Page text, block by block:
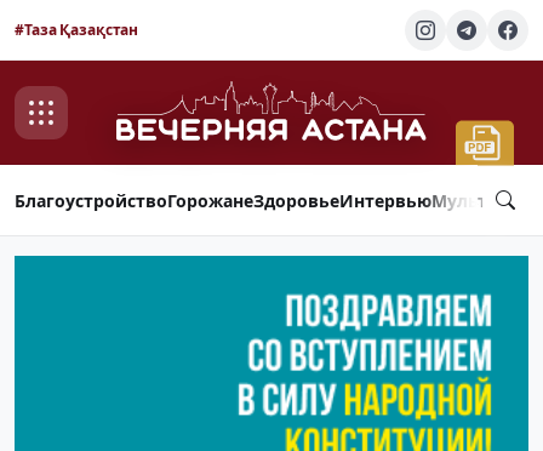
#Таза Қазақстан
БлагоустройствоГорожанеЗдоровьеИнтервью